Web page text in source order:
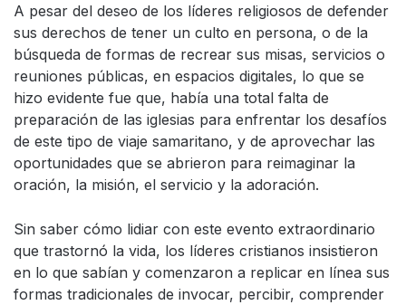
A pesar del deseo de los líderes religiosos de defender
sus derechos de tener un culto en persona, o de la
búsqueda de formas de recrear sus misas, servicios o
reuniones públicas, en espacios digitales, lo que se
hizo evidente fue que, había una total falta de
preparación de las iglesias para enfrentar los desafíos
de este tipo de viaje samaritano, y de aprovechar las
oportunidades que se abrieron para reimaginar la
oración, la misión, el servicio y la adoración.
Sin saber cómo lidiar con este evento extraordinario
que trastornó la vida, los líderes cristianos insistieron
en lo que sabían y comenzaron a replicar en línea sus
formas tradicionales de invocar, percibir, comprender